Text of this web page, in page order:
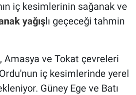
iç kesimlerinin sağanak ve
yağışlı geçeceği tahmin
Amasya ve Tokat çevreleri
iç kesimlerinde yerel
Güney Ege ve Batı